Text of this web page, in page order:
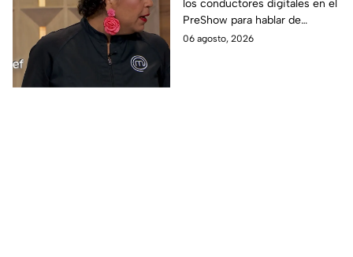
de Ramahá de subir a
Daniela al balcón de
MasterChef 24/7
los conductores digitales en el
PreShow para hablar de
algunos de los sucesos más
06 agosto, 2026